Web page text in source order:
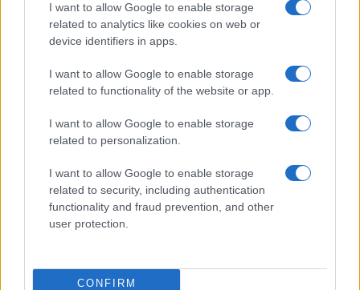
I want to allow Google to enable storage
related to analytics like cookies on web or
device identifiers in apps.
I want to allow Google to enable storage
related to functionality of the website or app.
I want to allow Google to enable storage
related to personalization.
I want to allow Google to enable storage
related to security, including authentication
functionality and fraud prevention, and other
user protection.
CONFIRM
Feliratkozom a hírlevélre és elfogadom az
szabályzatot!
FELIRATKOZÁS
Augusztus első hétvégéjén (augusztus 1-2.) a Pécsi-tó partja
megtelik élettel, sporttal és élményekkel!
Ilyen még nem volt: most a gyerkőcök bulizhatnak a Káptalan